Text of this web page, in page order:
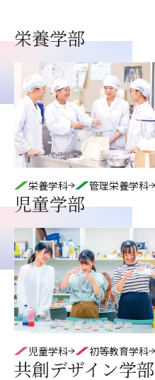
栄養学部
栄養学科 管理栄養学科
児童学部
児童学科 初等教育学科
共創デザイン学部